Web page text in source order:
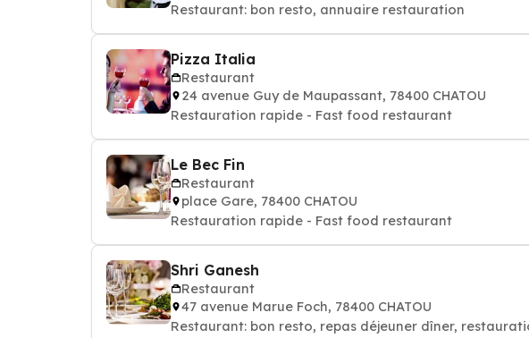
Restaurant: bon resto, annuaire restauration
Pizza Italia
Restaurant
24 avenue Guy de Maupassant, 78400 CHATOU
Restauration rapide - Fast food restaurant
Le Bec Fin
Restaurant
place Gare, 78400 CHATOU
Restauration rapide - Fast food restaurant
Shri Ganesh
Restaurant
47 avenue Marue Foch, 78400 CHATOU
Restaurant: bon resto, repas déjeuner dîner,